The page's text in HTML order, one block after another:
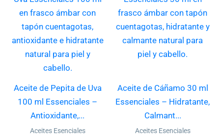
Aceite de Pepita de Uva
100 ml Essenciales –
Antioxidante,...
Aceites Esenciales
Aceite de Cáñamo 30 ml
Essenciales – Hidratante,
Calmant...
Aceites Esenciales